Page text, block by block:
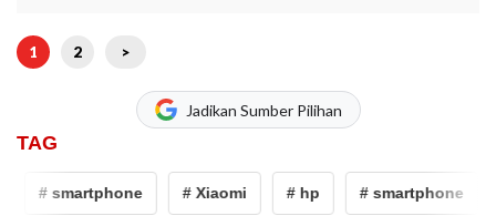
1 2 >
Jadikan Sumber Pilihan
TAG
# smartphone # Xiaomi # hp # smartphone